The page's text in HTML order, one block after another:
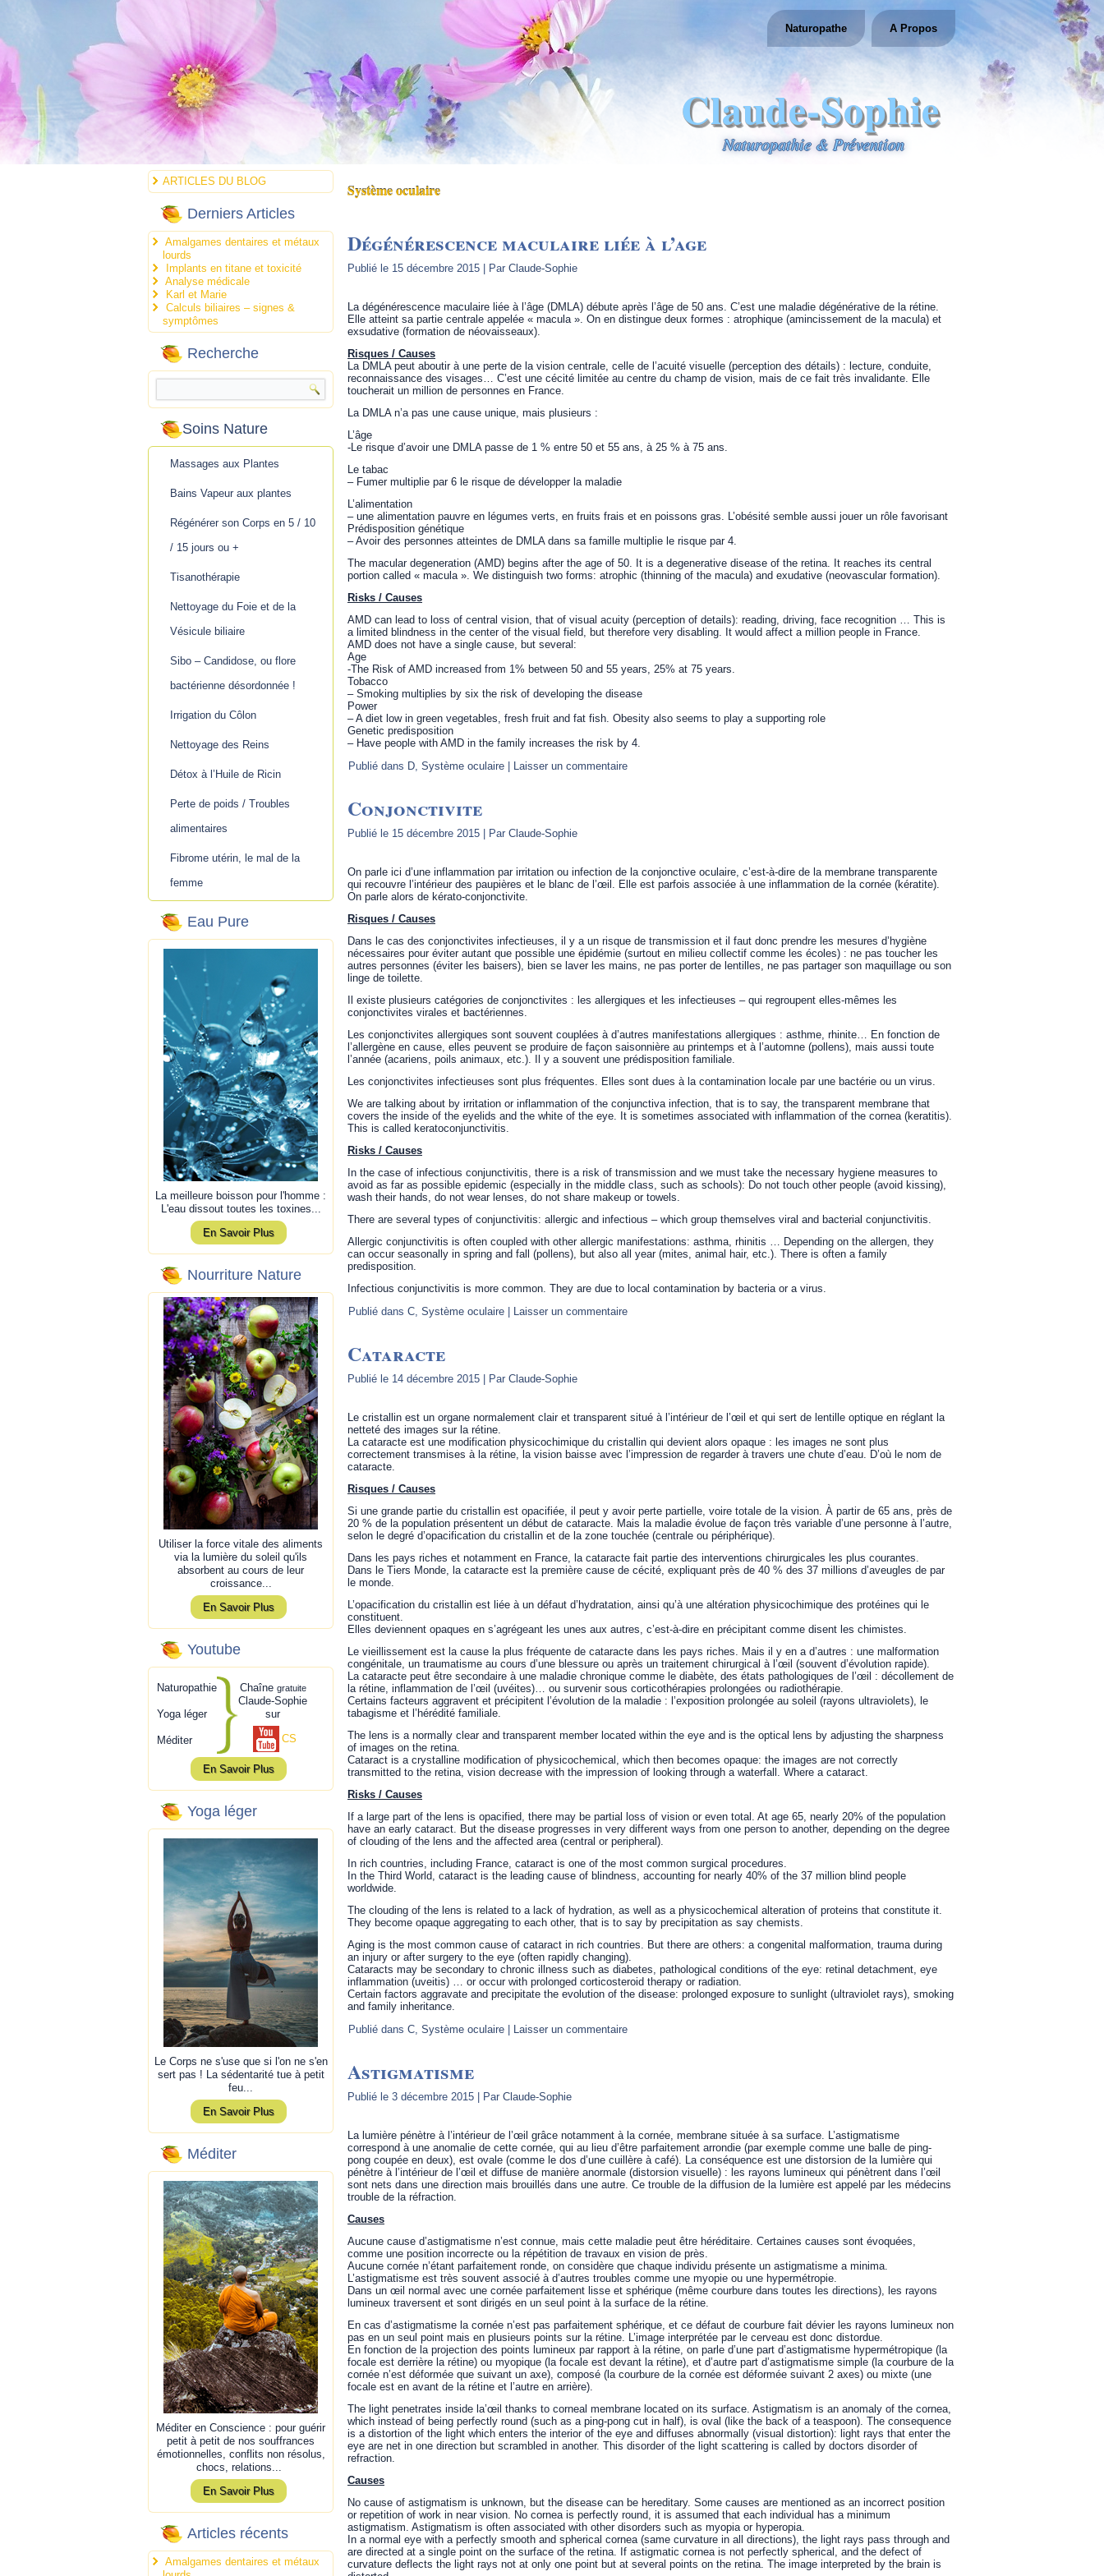
Claude-Sophie
Naturopathie & Prévention
Naturopathe A Propos
ARTICLES DU BLOG
Derniers Articles
Amalgames dentaires et métaux
lourds
Implants en titane et toxicité
Analyse médicale
Karl et Marie
Calculs biliaires – signes &
symptômes
Recherche
Soins Nature
Massages aux Plantes
Bains Vapeur aux plantes
Régénérer son Corps en 5 / 10
/ 15 jours ou +
Tisanothérapie
Nettoyage du Foie et de la
Vésicule biliaire
Sibo – Candidose, ou flore
bactérienne désordonnée !
Irrigation du Côlon
Nettoyage des Reins
Détox à l’Huile de Ricin
Perte de poids / Troubles
alimentaires
Fibrome utérin, le mal de la
femme
Eau Pure
La meilleure boisson pour l'homme :
L'eau dissout toutes les toxines...
En Savoir Plus
Nourriture Nature
Utiliser la force vitale des aliments
via la lumière du soleil qu'ils
absorbent au cours de leur
croissance...
En Savoir Plus
Youtube
Naturopathie
Yoga léger
Méditer
Chaîne gratuite
Claude-Sophie
sur
CS
En Savoir Plus
Yoga léger
Le Corps ne s'use que si l'on ne s'en
sert pas ! La sédentarité tue à petit
feu...
En Savoir Plus
Méditer
Méditer en Conscience : pour guérir
petit à petit de nos souffrances
émotionnelles, conflits non résolus,
chocs, relations...
En Savoir Plus
Articles récents
Amalgames dentaires et métaux
Système oculaire
Dégénérescence maculaire liée à l’age
Publié le 15 décembre 2015 Par Claude-Sophie
La dégénérescence maculaire liée à l’âge (DMLA) débute après l’âge de 50 ans. C’est une maladie dégénérative de la rétine.
Elle atteint sa partie centrale appelée « macula ». On en distingue deux formes : atrophique (amincissement de la macula) et
exsudative (formation de néovaisseaux).
Risques / Causes
La DMLA peut aboutir à une perte de la vision centrale, celle de l’acuité visuelle (perception des détails) : lecture, conduite,
reconnaissance des visages… C’est une cécité limitée au centre du champ de vision, mais de ce fait très invalidante. Elle
toucherait un million de personnes en France.
La DMLA n’a pas une cause unique, mais plusieurs :
L’âge
-Le risque d’avoir une DMLA passe de 1 % entre 50 et 55 ans, à 25 % à 75 ans.
Le tabac
– Fumer multiplie par 6 le risque de développer la maladie
L’alimentation
– une alimentation pauvre en légumes verts, en fruits frais et en poissons gras. L’obésité semble aussi jouer un rôle favorisant
Prédisposition génétique
– Avoir des personnes atteintes de DMLA dans sa famille multiplie le risque par 4.
The macular degeneration (AMD) begins after the age of 50. It is a degenerative disease of the retina. It reaches its central
portion called « macula ». We distinguish two forms: atrophic (thinning of the macula) and exudative (neovascular formation).
Risks / Causes
AMD can lead to loss of central vision, that of visual acuity (perception of details): reading, driving, face recognition … This is
a limited blindness in the center of the visual field, but therefore very disabling. It would affect a million people in France.
AMD does not have a single cause, but several:
Age
-The Risk of AMD increased from 1% between 50 and 55 years, 25% at 75 years.
Tobacco
– Smoking multiplies by six the risk of developing the disease
Power
– A diet low in green vegetables, fresh fruit and fat fish. Obesity also seems to play a supporting role
Genetic predisposition
– Have people with AMD in the family increases the risk by 4.
Publié dans D, Système oculaire Laisser un commentaire
Conjonctivite
Publié le 15 décembre 2015 Par Claude-Sophie
On parle ici d’une inflammation par irritation ou infection de la conjonctive oculaire, c’est-à-dire de la membrane transparente
qui recouvre l’intérieur des paupières et le blanc de l’œil. Elle est parfois associée à une inflammation de la cornée (kératite).
On parle alors de kérato-conjonctivite.
Risques / Causes
Dans le cas des conjonctivites infectieuses, il y a un risque de transmission et il faut donc prendre les mesures d’hygiène
nécessaires pour éviter autant que possible une épidémie (surtout en milieu collectif comme les écoles) : ne pas toucher les
autres personnes (éviter les baisers), bien se laver les mains, ne pas porter de lentilles, ne pas partager son maquillage ou son
linge de toilette.
Il existe plusieurs catégories de conjonctivites : les allergiques et les infectieuses – qui regroupent elles-mêmes les
conjonctivites virales et bactériennes.
Les conjonctivites allergiques sont souvent couplées à d’autres manifestations allergiques : asthme, rhinite… En fonction de
l’allergène en cause, elles peuvent se produire de façon saisonnière au printemps et à l’automne (pollens), mais aussi toute
l’année (acariens, poils animaux, etc.). Il y a souvent une prédisposition familiale.
Les conjonctivites infectieuses sont plus fréquentes. Elles sont dues à la contamination locale par une bactérie ou un virus.
We are talking about by irritation or inflammation of the conjunctiva infection, that is to say, the transparent membrane that
covers the inside of the eyelids and the white of the eye. It is sometimes associated with inflammation of the cornea (keratitis).
This is called keratoconjunctivitis.
Risks / Causes
In the case of infectious conjunctivitis, there is a risk of transmission and we must take the necessary hygiene measures to
avoid as far as possible epidemic (especially in the middle class, such as schools): Do not touch other people (avoid kissing),
wash their hands, do not wear lenses, do not share makeup or towels.
There are several types of conjunctivitis: allergic and infectious – which group themselves viral and bacterial conjunctivitis.
Allergic conjunctivitis is often coupled with other allergic manifestations: asthma, rhinitis … Depending on the allergen, they
can occur seasonally in spring and fall (pollens), but also all year (mites, animal hair, etc.). There is often a family
predisposition.
Infectious conjunctivitis is more common. They are due to local contamination by bacteria or a virus.
Publié dans C, Système oculaire Laisser un commentaire
Cataracte
Publié le 14 décembre 2015 Par Claude-Sophie
Le cristallin est un organe normalement clair et transparent situé à l’intérieur de l’œil et qui sert de lentille optique en réglant la
netteté des images sur la rétine.
La cataracte est une modification physicochimique du cristallin qui devient alors opaque : les images ne sont plus
correctement transmises à la rétine, la vision baisse avec l’impression de regarder à travers une chute d’eau. D’où le nom de
cataracte.
Risques / Causes
Si une grande partie du cristallin est opacifiée, il peut y avoir perte partielle, voire totale de la vision. À partir de 65 ans, près de
20 % de la population présentent un début de cataracte. Mais la maladie évolue de façon très variable d’une personne à l’autre,
selon le degré d’opacification du cristallin et de la zone touchée (centrale ou périphérique).
Dans les pays riches et notamment en France, la cataracte fait partie des interventions chirurgicales les plus courantes.
Dans le Tiers Monde, la cataracte est la première cause de cécité, expliquant près de 40 % des 37 millions d’aveugles de par
le monde.
L’opacification du cristallin est liée à un défaut d’hydratation, ainsi qu’à une altération physicochimique des protéines qui le
constituent.
Elles deviennent opaques en s’agrégeant les unes aux autres, c’est-à-dire en précipitant comme disent les chimistes.
Le vieillissement est la cause la plus fréquente de cataracte dans les pays riches. Mais il y en a d’autres : une malformation
congénitale, un traumatisme au cours d’une blessure ou après un traitement chirurgical à l’œil (souvent d’évolution rapide).
La cataracte peut être secondaire à une maladie chronique comme le diabète, des états pathologiques de l’œil : décollement de
la rétine, inflammation de l’œil (uvéites)… ou survenir sous corticothérapies prolongées ou radiothérapie.
Certains facteurs aggravent et précipitent l’évolution de la maladie : l’exposition prolongée au soleil (rayons ultraviolets), le
tabagisme et l’hérédité familiale.
The lens is a normally clear and transparent member located within the eye and is the optical lens by adjusting the sharpness
of images on the retina.
Cataract is a crystalline modification of physicochemical, which then becomes opaque: the images are not correctly
transmitted to the retina, vision decrease with the impression of looking through a waterfall. Where a cataract.
Risks / Causes
If a large part of the lens is opacified, there may be partial loss of vision or even total. At age 65, nearly 20% of the population
have an early cataract. But the disease progresses in very different ways from one person to another, depending on the degree
of clouding of the lens and the affected area (central or peripheral).
In rich countries, including France, cataract is one of the most common surgical procedures.
In the Third World, cataract is the leading cause of blindness, accounting for nearly 40% of the 37 million blind people
worldwide.
The clouding of the lens is related to a lack of hydration, as well as a physicochemical alteration of proteins that constitute it.
They become opaque aggregating to each other, that is to say by precipitation as say chemists.
Aging is the most common cause of cataract in rich countries. But there are others: a congenital malformation, trauma during
an injury or after surgery to the eye (often rapidly changing).
Cataracts may be secondary to chronic illness such as diabetes, pathological conditions of the eye: retinal detachment, eye
inflammation (uveitis) … or occur with prolonged corticosteroid therapy or radiation.
Certain factors aggravate and precipitate the evolution of the disease: prolonged exposure to sunlight (ultraviolet rays), smoking
and family inheritance.
Publié dans C, Système oculaire Laisser un commentaire
Astigmatisme
Publié le 3 décembre 2015 Par Claude-Sophie
La lumière pénètre à l’intérieur de l’œil grâce notamment à la cornée, membrane située à sa surface. L’astigmatisme
correspond à une anomalie de cette cornée, qui au lieu d’être parfaitement arrondie (par exemple comme une balle de ping-
pong coupée en deux), est ovale (comme le dos d’une cuillère à café). La conséquence est une distorsion de la lumière qui
pénètre à l’intérieur de l’œil et diffuse de manière anormale (distorsion visuelle) : les rayons lumineux qui pénètrent dans l’œil
sont nets dans une direction mais brouillés dans une autre. Ce trouble de la diffusion de la lumière est appelé par les médecins
trouble de la réfraction.
Causes
Aucune cause d’astigmatisme n’est connue, mais cette maladie peut être héréditaire. Certaines causes sont évoquées,
comme une position incorrecte ou la répétition de travaux en vision de près.
Aucune cornée n’étant parfaitement ronde, on considère que chaque individu présente un astigmatisme a minima.
L’astigmatisme est très souvent associé à d’autres troubles comme une myopie ou une hypermétropie.
Dans un œil normal avec une cornée parfaitement lisse et sphérique (même courbure dans toutes les directions), les rayons
lumineux traversent et sont dirigés en un seul point à la surface de la rétine.
En cas d’astigmatisme la cornée n’est pas parfaitement sphérique, et ce défaut de courbure fait dévier les rayons lumineux non
pas en un seul point mais en plusieurs points sur la rétine. L’image interprétée par le cerveau est donc distordue.
En fonction de la projection des points lumineux par rapport à la rétine, on parle d’une part d’astigmatisme hypermétropique (la
focale est derrière la rétine) ou myopique (la focale est devant la rétine), et d’autre part d’astigmatisme simple (la courbure de la
cornée n’est déformée que suivant un axe), composé (la courbure de la cornée est déformée suivant 2 axes) ou mixte (une
focale est en avant de la rétine et l’autre en arrière).
The light penetrates inside la’œil thanks to corneal membrane located on its surface. Astigmatism is an anomaly of the cornea,
which instead of being perfectly round (such as a ping-pong cut in half), is oval (like the back of a teaspoon). The consequence
is a distortion of the light which enters the interior of the eye and diffuses abnormally (visual distortion): light rays that enter the
eye are net in one direction but scrambled in another. This disorder of the light scattering is called by doctors disorder of
refraction.
Causes
No cause of astigmatism is unknown, but the disease can be hereditary. Some causes are mentioned as an incorrect position
or repetition of work in near vision. No cornea is perfectly round, it is assumed that each individual has a minimum
astigmatism. Astigmatism is often associated with other disorders such as myopia or hyperopia.
In a normal eye with a perfectly smooth and spherical cornea (same curvature in all directions), the light rays pass through and
are directed at a single point on the surface of the retina. If astigmatic cornea is not perfectly spherical, and the defect of
curvature deflects the light rays not at only one point but at several points on the retina. The image interpreted by the brain is